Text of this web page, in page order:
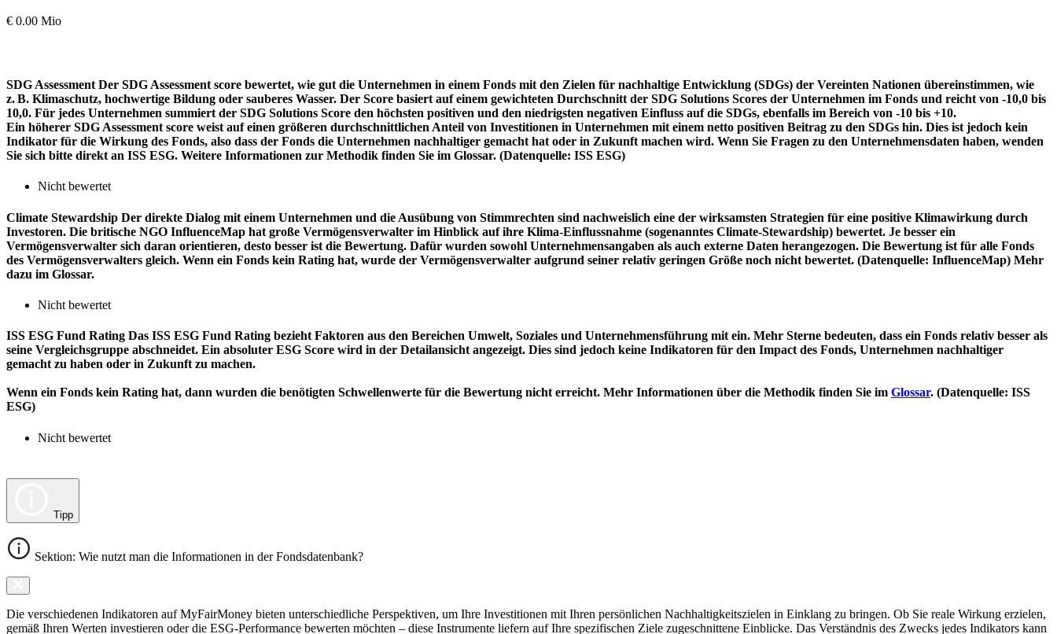
€ 0.00 Mio
SDG Assessment Der SDG Assessment score bewertet, wie gut die Unternehmen in einem Fonds mit den Zielen für nachhaltige Entwicklung (SDGs) der Vereinten Nationen übereinstimmen, wie
z. B. Klimaschutz, hochwertige Bildung oder sauberes Wasser. Der Score basiert auf einem gewichteten Durchschnitt der SDG Solutions Scores der Unternehmen im Fonds und reicht von -10,0 bis
10,0. Für jedes Unternehmen summiert der SDG Solutions Score den höchsten positiven und den niedrigsten negativen Einfluss auf die SDGs, ebenfalls im Bereich von -10 bis +10.
Ein höherer SDG Assessment score weist auf einen größeren durchschnittlichen Anteil von Investitionen in Unternehmen mit einem netto positiven Beitrag zu den SDGs hin. Dies ist jedoch kein
Indikator für die Wirkung des Fonds, also dass der Fonds die Unternehmen nachhaltiger gemacht hat oder in Zukunft machen wird. Wenn Sie Fragen zu den Unternehmensdaten haben, wenden
Sie sich bitte direkt an ISS ESG. Weitere Informationen zur Methodik finden Sie im Glossar. (Datenquelle: ISS ESG)
Nicht bewertet
Climate Stewardship Der direkte Dialog mit einem Unternehmen und die Ausübung von Stimmrechten sind nachweislich eine der wirksamsten Strategien für eine positive Klimawirkung durch
Investoren. Die britische NGO InfluenceMap hat große Vermögensverwalter im Hinblick auf ihre Klima-Einflussnahme (sogenanntes Climate-Stewardship) bewertet. Je besser ein
Vermögensverwalter sich daran orientieren, desto besser ist die Bewertung. Dafür wurden sowohl Unternehmensangaben als auch externe Daten herangezogen. Die Bewertung ist für alle Fonds
des Vermögensverwalters gleich. Wenn ein Fonds kein Rating hat, wurde der Vermögensverwalter aufgrund seiner relativ geringen Größe noch nicht bewertet. (Datenquelle: InfluenceMap) Mehr
dazu im Glossar.
Nicht bewertet
ISS ESG Fund Rating Das ISS ESG Fund Rating bezieht Faktoren aus den Bereichen Umwelt, Soziales und Unternehmensführung mit ein. Mehr Sterne bedeuten, dass ein Fonds relativ besser als
seine Vergleichsgruppe abschneidet. Ein absoluter ESG Score wird in der Detailansicht angezeigt. Dies sind jedoch keine Indikatoren für den Impact des Fonds, Unternehmen nachhaltiger
gemacht zu haben oder in Zukunft zu machen.
Wenn ein Fonds kein Rating hat, dann wurden die benötigten Schwellenwerte für die Bewertung nicht erreicht. Mehr Informationen über die Methodik finden Sie im Glossar. (Datenquelle: ISS
ESG)
Nicht bewertet
Tipp
Sektion: Wie nutzt man die Informationen in der Fondsdatenbank?
Die verschiedenen Indikatoren auf MyFairMoney bieten unterschiedliche Perspektiven, um Ihre Investitionen mit Ihren persönlichen Nachhaltigkeitszielen in Einklang zu bringen. Ob Sie reale Wirkung erzielen,
gemäß Ihren Werten investieren oder die ESG-Performance bewerten möchten – diese Instrumente liefern auf Ihre spezifischen Ziele zugeschnittene Einblicke. Das Verständnis des Zwecks jedes Indikators kann